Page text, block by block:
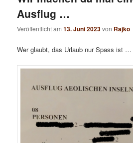
Ausflug …
Veröffentlicht am13. Juni 2023von Rajko
Wer glaubt, das Urlaub nur Spass ist …